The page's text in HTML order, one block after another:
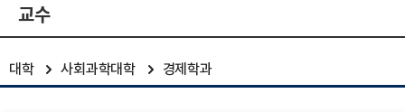
교수
대학 사회과학대학 경제학과